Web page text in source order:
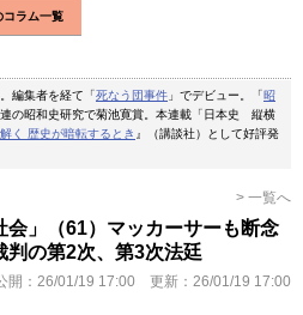
コラム一覧
編集者を経て「死なう団事件 」でデビュー。「昭
の昭和史研究で菊池寛賞。本連載「日本史 縦横
く 歴史が暗転するとき 』（講談社）として好評発
> 一覧へ
会」（61）マッカーサーも断念
の第2次、第3次法廷
開： 26/01/19 17:00 更新： 26/01/19 17:00